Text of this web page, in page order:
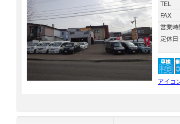
TEL
FAX
営業時
定休日
アイコ